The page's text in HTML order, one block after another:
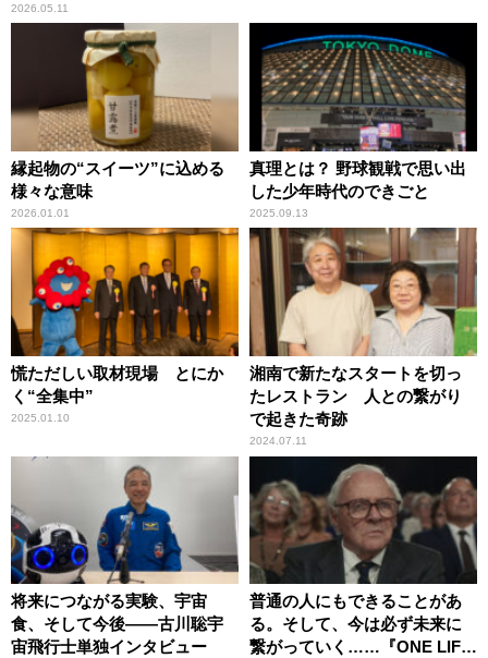
2026.05.11
縁起物の“スイーツ”に込める
様々な意味
2026.01.01
真理とは？ 野球観戦で思い出
した少年時代のできごと
2025.09.13
慌ただしい取材現場 とにか
く“全集中”
2025.01.10
湘南で新たなスタートを切っ
たレストラン 人との繋がり
で起きた奇跡
2024.07.11
将来につながる実験、宇宙
食、そして今後――古川聡宇
宙飛行士単独インタビュー
普通の人にもできることがあ
る。そして、今は必ず未来に
繋がっていく……『ONE LIFE